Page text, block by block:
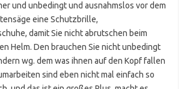
und unbedingt und ausnahmslos vor dem
eine Schutzbrille,
damit Sie nicht abrutschen beim
Helm. Den brauchen Sie nicht unbedingt
wg. dem was ihnen auf den Kopf fallen
sind eben nicht mal einfach so